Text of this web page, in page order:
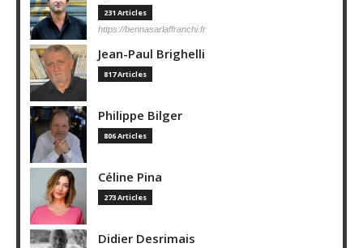
231 Articles
https://bennasarlaffranchi.fr
Jean-Paul Brighelli
817 Articles
Philippe Bilger
806 Articles
Céline Pina
273 Articles
Didier Desrimais